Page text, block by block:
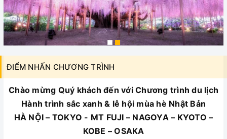
ĐIỂM NHẤN CHƯƠNG TRÌNH
Chào mừng Quý khách đến với Chương trình du lịch
Hành trình sắc xanh & lễ hội mùa hè Nhật Bản
HÀ NỘI – TOKYO - MT FUJI – NAGOYA – KYOTO –
KOBE – OSAKA